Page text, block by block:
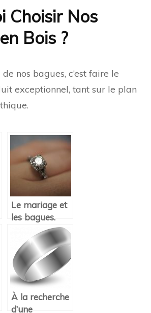
Choisir Nos
Bois ?
nos bagues, c’est faire le
exceptionnel, tant sur le plan
Le mariage et
les bagues.
Tout une
tradition !
À la recherche
d’une